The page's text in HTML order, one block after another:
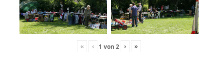
« ‹ 1 von 2 › »